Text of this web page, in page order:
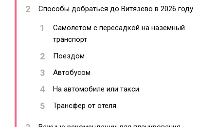
Способы добраться до Витязево в 2026 году
Самолетом с пересадкой на наземный
транспорт
Поездом
Автобусом
На автомобиле или такси
Трансфер от отеля